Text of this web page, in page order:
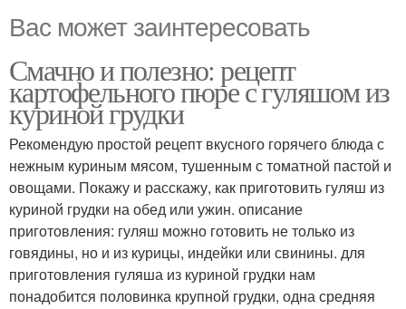
Вас может заинтересовать
Смачно и полезно: рецепт
картофельного пюре с гуляшом из
куриной грудки
Рекомендую простой рецепт вкусного горячего блюда с
нежным куриным мясом, тушенным с томатной пастой и
овощами. Покажу и расскажу, как приготовить гуляш из
куриной грудки на обед или ужин. описание
приготовления: гуляш можно готовить не только из
говядины, но и из курицы, индейки или свинины. для
приготовления гуляша из куриной грудки нам
понадобится половинка крупной грудки, одна средняя